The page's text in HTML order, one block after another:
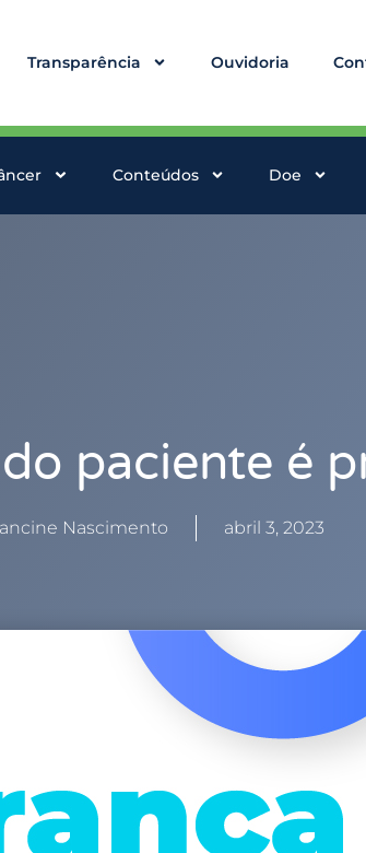
Transparência Ouvidoria
Conteúdos Doe
paciente é
Nascimento abril 3, 2023